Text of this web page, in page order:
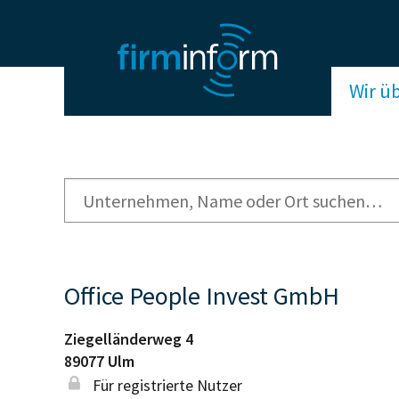
Wir
Office People Invest GmbH
Ziegelländerweg 4
89077 Ulm
Für registrierte Nutzer